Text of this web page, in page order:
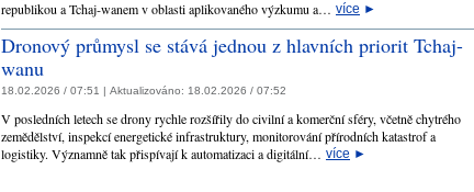
republikou a Tchaj‑wanem v oblasti aplikovaného výzkumu a… více ►
Dronový průmysl se stává jednou z hlavních priorit Tchaj-
wanu
18.02.2026 / 07:51 | Aktualizováno: 18.02.2026 / 07:52
V posledních letech se drony rychle rozšířily do civilní a komerční sféry, včetně chytrého
zemědělství, inspekcí energetické infrastruktury, monitorování přírodních katastrof a
logistiky. Významně tak přispívají k automatizaci a digitální… více ►